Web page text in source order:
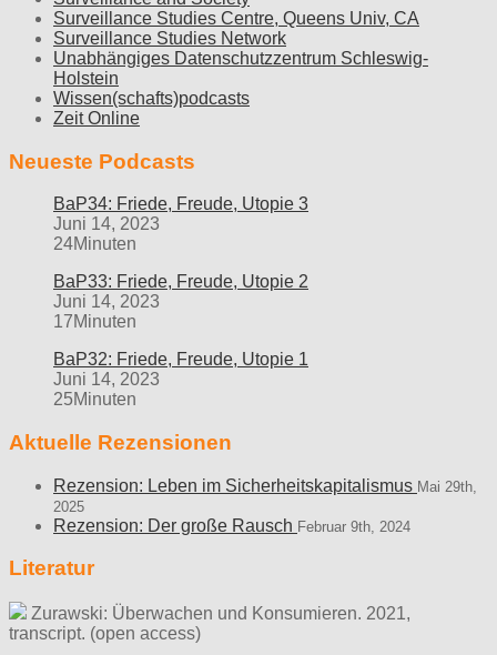
Surveillance Studies Centre, Queens Univ, CA
Surveillance Studies Network
Unabhängiges Datenschutzzentrum Schleswig-
Holstein
Wissen(schafts)podcasts
Zeit Online
Neueste Podcasts
BaP34: Friede, Freude, Utopie 3
Juni 14, 2023
24Minuten
BaP33: Friede, Freude, Utopie 2
Juni 14, 2023
17Minuten
BaP32: Friede, Freude, Utopie 1
Juni 14, 2023
25Minuten
Aktuelle Rezensionen
Rezension: Leben im Sicherheitskapitalismus Mai 29th,
2025
Rezension: Der große Rausch Februar 9th, 2024
Literatur
Zurawski: Überwachen und Konsumieren. 2021,
transcript. (open access)